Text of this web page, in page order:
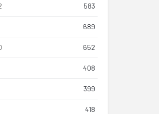
583
689
652
408
399
418